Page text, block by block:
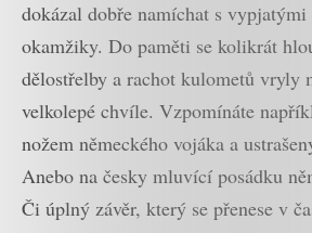
dokázal dobře namíchat s
okamžiky. Do paměti se kolikrát
dělostřelby a rachot kulometů vryly
velkolepé chvíle. Vzpomínáte
nožem německého vojáka a
Anebo na česky mluvící posádku
Či úplný závěr, který se přenese v